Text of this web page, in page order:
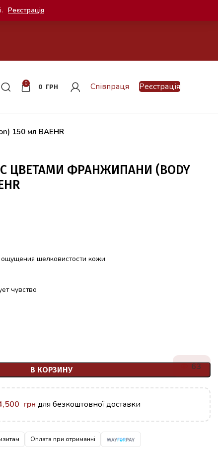
0
0 ГРН Співпраця Реєстрація
150 мл BAEHR
ЦВЕТАМИ ФРАНЖИПАНИ (BODY
шелковистости кожи
чувство
В КОРЗИНУ 63
грн для безкоштовної доставки
Оплата при отриманні
Реєстрація